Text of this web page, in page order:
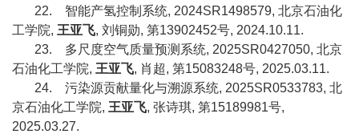
22.
智能产氢控制系统, 2024SR1498579, 北京石油化
工学院, 王亚飞, 刘铜勋, 第13902452号, 2024.10.11.
23.
多尺度空气质量预测系统, 2025SR0427050, 北京
石油化工学院, 王亚飞, 肖超, 第15083248号, 2025.03.11.
24.
污染源贡献量化与溯源系统, 2025SR0533783, 北
京石油化工学院, 王亚飞, 张诗琪, 第15189981号,
2025.03.27.